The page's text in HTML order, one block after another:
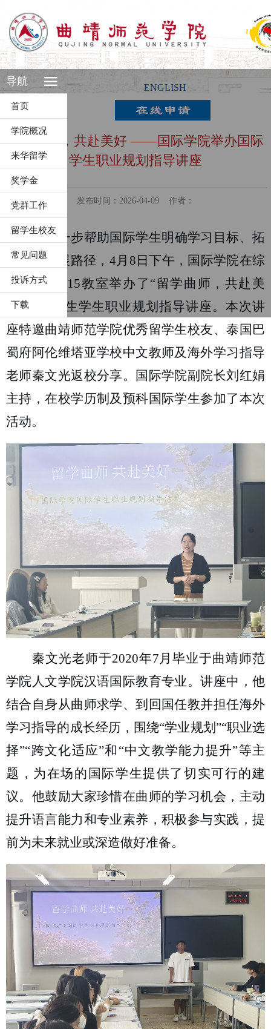
ENGLISH
导航
首页
学院概况
来华留学
奖学金
党群工作
留学生校友
常见问题
投诉方式
下载
留学曲师，共赴美好 ——国际学院举办国际
学生职业规划指导讲座
发布时间：2026-04-09 作者：
为进一步帮助国际学生明确学习目标、拓
展职业发展路径， 4月 8 日下午，国际学院在综
合实训楼
215教室举办了“留学曲师，共赴美
好”国际学生学生职业规划指导讲座。本次讲
座特邀曲靖师范学院优秀留学生校友、泰国巴
蜀府阿伦维塔亚学校中文教师及海外学习指导
老师秦文光返校分享。国际学院副院长刘红娟
主持，在校学历制及预科国际学生参加了本次
活动。
秦文光老师于2020年7月毕业于曲靖师范
学院人文学院汉语国际教育专业。讲座中，他
结合自身从曲师求学、到回国任教并担任海外
学习指导的成长经历，围绕“学业规划”“职业选
择”“跨文化适应”和“中文教学能力提升”等主
题，为在场的国际学生提供了切实可行的建
议。他鼓励大家珍惜在曲师的学习机会，主动
提升语言能力和专业素养，积极参与实践，提
前为未来就业或深造做好准备。